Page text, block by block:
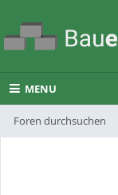
MENU
Foren durchsuchen